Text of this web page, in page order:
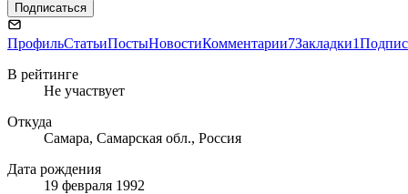
Подписаться
ПрофильСтатьиПостыНовостиКомментарии7Закладки1
В рейтинге
Не участвует
Откуда
Самара, Самарская обл., Россия
Дата рождения
19 февраля 1992